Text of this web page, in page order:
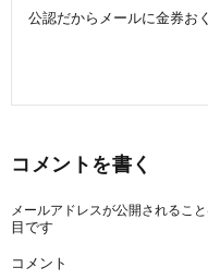
公認だからメールに金券お
コメントを書く
メールアドレスが公開されること
目です
コメント